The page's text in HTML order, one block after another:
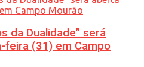
da Dualidade” será
feira (31) em Campo